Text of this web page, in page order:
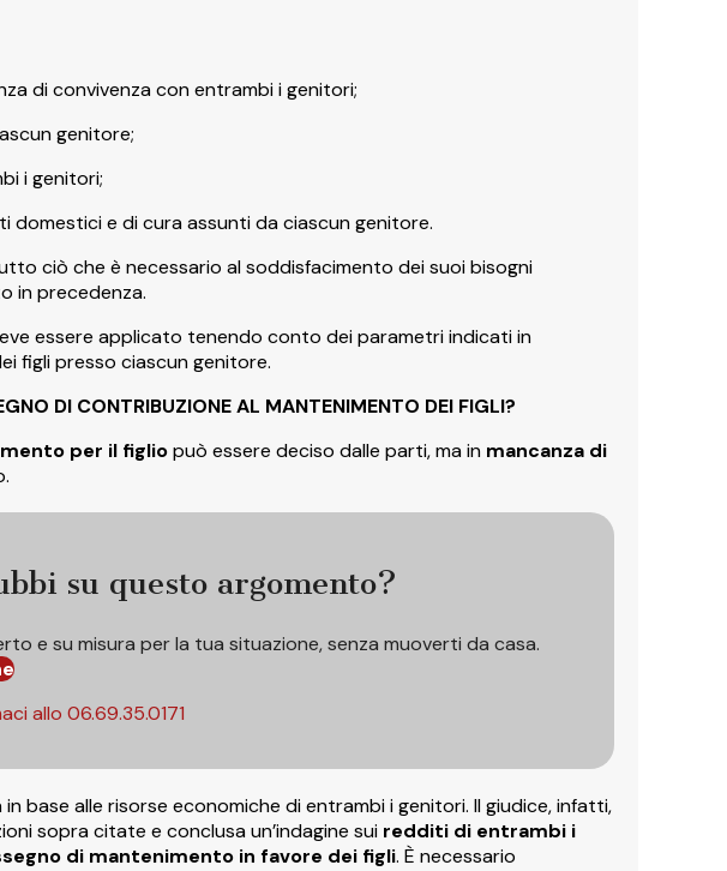
di convivenza con entrambi i genitori;
genitore;
i genitori;
domestici e di cura assunti da ciascun genitore.
ciò che è necessario al soddisfacimento dei suoi bisogni
in precedenza.
essere applicato tenendo conto dei parametri indicati in
figli presso ciascun genitore.
DI CONTRIBUZIONE AL MANTENIMENTO DEI FIGLI?
per il figliopuò essere deciso dalle parti, ma in mancanza di
su questo argomento?
e su misura per la tua situazione, senza muoverti da casa.
allo 06.69.35.0171
in base alle risorse economiche di entrambi i genitori. Il giudice, infatti,
sopra citate e conclusa un’indagine sui redditi di entrambi i
di mantenimento in favore dei figli. È necessario